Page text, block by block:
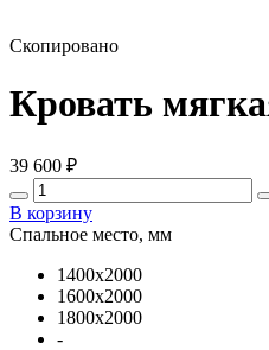
Скопировано
Кровать
39 600 ₽
В корзину
Спальное место, мм
1400х2000
1600х2000
1800х2000
-